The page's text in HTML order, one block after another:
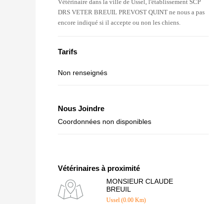
Vétérinaire dans la ville de Ussel, l'établissement SCP
DRS VETER BREUIL PREVOST QUINT ne nous a pas
encore indiqué si il accepte ou non les chiens.
Tarifs
Non renseignés
Nous Joindre
Coordonnées non disponibles
Vétérinaires à proximité
MONSIEUR CLAUDE
BREUIL
Ussel (0.00 Km)